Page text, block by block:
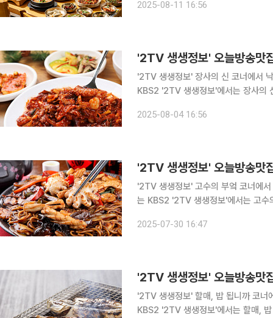
를 맛볼 수 있다. 이곳에서는 푸짐한
2025-08-11 16:56
'2TV 생생정보' 장사의 신 코너에서 낙
KBS2 '2TV 생생정보'에서는 장사
게 볶아낸 산 낙지 볶음을 대표 메뉴
2025-08-04 16:56
'2TV 생생정보' 고수의 부엌 코너에서 짬
는 KBS2 '2TV 생생정보'에서는 고
'호○○'에서는 특별한 메뉴를 맛볼 수
2025-07-30 16:47
'2TV 생생정보' 오늘방송
'2TV 생생정보' 할매, 밥 됩니까 코너에서
KBS2 '2TV 생생정보'에서는 할매,